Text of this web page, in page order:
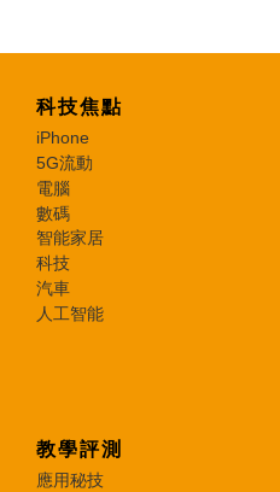
科技焦點
iPhone
5G流動
電腦
數碼
智能家居
科技
汽車
人工智能
教學評測
應用秘技